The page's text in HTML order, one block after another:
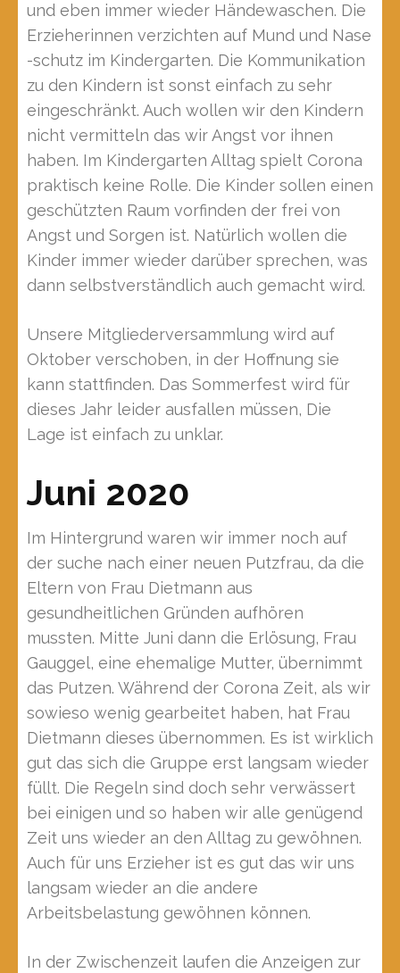
und eben immer wieder Händewaschen. Die
Erzieherinnen verzichten auf Mund und Nase
-schutz im Kindergarten. Die Kommunikation
zu den Kindern ist sonst einfach zu sehr
eingeschränkt. Auch wollen wir den Kindern
nicht vermitteln das wir Angst vor ihnen
haben. Im Kindergarten Alltag spielt Corona
praktisch keine Rolle. Die Kinder sollen einen
geschützten Raum vorfinden der frei von
Angst und Sorgen ist. Natürlich wollen die
Kinder immer wieder darüber sprechen, was
dann selbstverständlich auch gemacht wird.
Unsere Mitgliederversammlung wird auf
Oktober verschoben, in der Hoffnung sie
kann stattfinden. Das Sommerfest wird für
dieses Jahr leider ausfallen müssen, Die
Lage ist einfach zu unklar.
Juni 2020
Im Hintergrund waren wir immer noch auf
der suche nach einer neuen Putzfrau, da die
Eltern von Frau Dietmann aus
gesundheitlichen Gründen aufhören
mussten. Mitte Juni dann die Erlösung, Frau
Gauggel, eine ehemalige Mutter, übernimmt
das Putzen. Während der Corona Zeit, als wir
sowieso wenig gearbeitet haben, hat Frau
Dietmann dieses übernommen. Es ist wirklich
gut das sich die Gruppe erst langsam wieder
füllt. Die Regeln sind doch sehr verwässert
bei einigen und so haben wir alle genügend
Zeit uns wieder an den Alltag zu gewöhnen.
Auch für uns Erzieher ist es gut das wir uns
langsam wieder an die andere
Arbeitsbelastung gewöhnen können.
In der Zwischenzeit laufen die Anzeigen zur